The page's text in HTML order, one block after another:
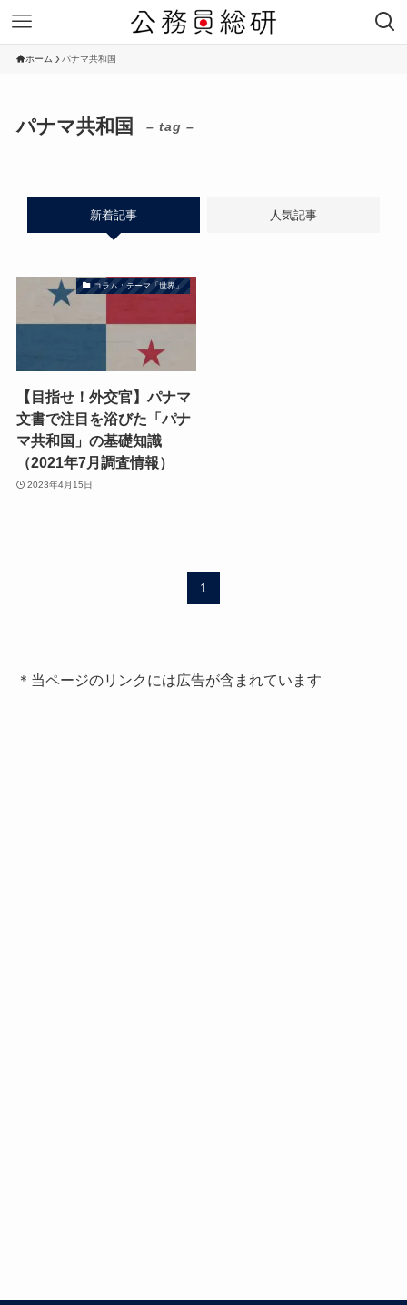
ホーム パナマ共和国
パナマ共和国 – tag –
新着記事 人気記事
コラム：テーマ「世界」
【目指せ！外交官】パナマ
文書で注目を浴びた「パナ
マ共和国」の基礎知識
（2021年7月調査情報）
2023年4月15日
1
＊当ページのリンクには広告が含まれています